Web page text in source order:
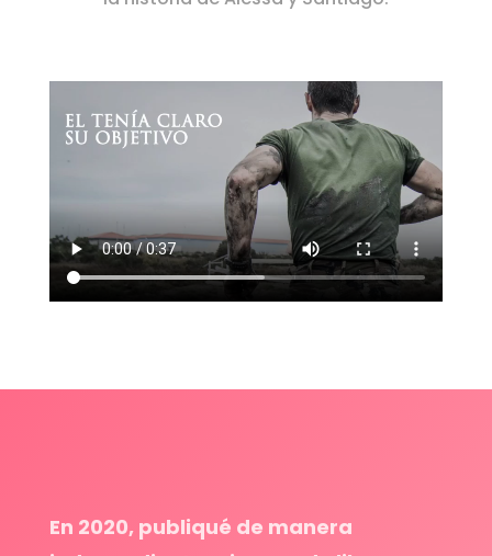
En 2020, publiqué de manera